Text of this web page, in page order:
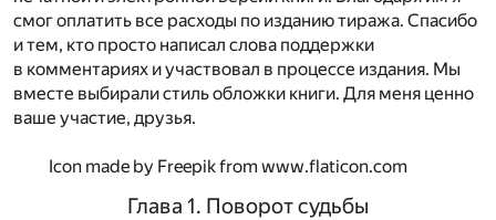
смог оплатить все расходы по изданию тиража. Спасибо
и тем, кто просто написал слова поддержки
в комментариях и участвовал в процессе издания. Мы
вместе выбирали стиль обложки книги. Для меня ценно
ваше участие, друзья.
Icon made by Freepikfrom www.flaticon.com
Глава 1. Поворот судьбы